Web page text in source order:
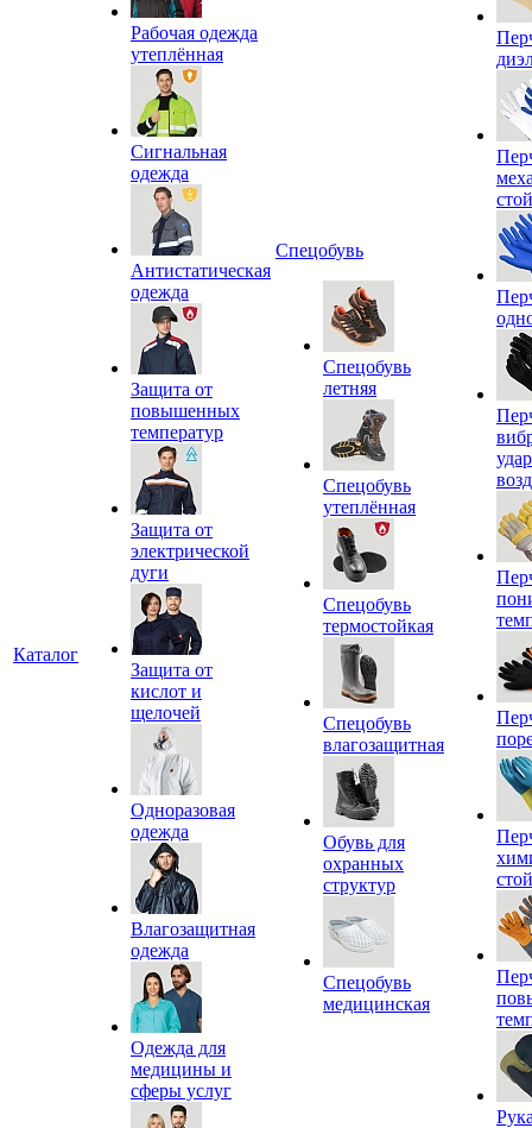
Каталог
Рабочая одежда
утеплённая
Сигнальная
одежда
Антистатическая
одежда
Защита от
повышенных
температур
Защита от
электрической
дуги
Защита от
кислот и
щелочей
Одноразовая
одежда
Влагозащитная
одежда
Одежда для
медицины и
сферы услуг
Спецобувь
Спецобувь
летняя
Спецобувь
утеплённая
Спецобувь
термостойкая
Спецобувь
влагозащитная
Обувь для
охранных
структур
Спецобувь
медицинская